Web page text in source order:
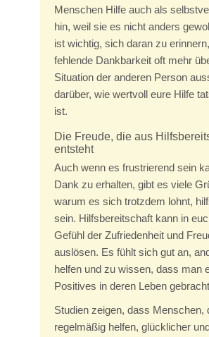
Menschen Hilfe auch als
hin, weil sie es nicht anders
ist wichtig, sich daran zu
fehlende Dankbarkeit oft mehr
Situation der anderen Person
darüber, wie wertvoll eure Hilfe
ist.
Die Freude, die aus
entsteht
Auch wenn es frustrierend sein
Dank zu erhalten, gibt es viele
warum es sich trotzdem lohnt,
sein. Hilfsbereitschaft kann in
Gefühl der Zufriedenheit und
auslösen. Es fühlt sich gut an,
helfen und zu wissen, dass man
Positives in deren Leben
Studien zeigen, dass Menschen,
regelmäßig helfen, glücklicher